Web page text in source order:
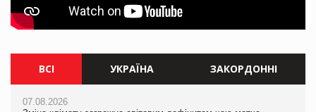
ВСІ УКРАЇНА ЗАКОРДОННІ
07.08.2026
07.08.2026
07.08.2026